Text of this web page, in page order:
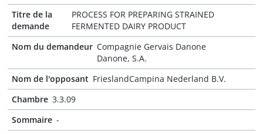
Titre de la
demande
PROCESS FOR PREPARING STRAINED
FERMENTED DAIRY PRODUCT
Nom du demandeur Compagnie Gervais Danone
Danone, S.A.
Nom de l'opposant FrieslandCampina Nederland B.V.
Chambre 3.3.09
Sommaire -